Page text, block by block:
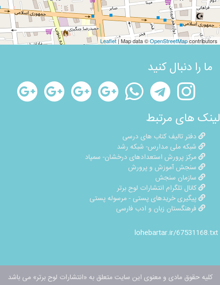
Leaflet| Map data ©OpenStreetMapcontributors
ما را دنبال کنید
لینک های مرتبط
دفتر تالیف کتاب های درسی
شبکه ملی مدارس- شبکه رشد
مرکز پرورش استعدادهای درخشان- سمپاد
سنجش آموزش و پرورش
سازمان سنجش
کانال تلگرام انتشارات لوح برتر
پیگیری خریدهای پستی - مرسوله پستی
فرهنگستان زبان و ادب فارسی
lohebartar.ir/67531168.txt
کلیه حقوق مادی و معنوی این سایت متعلق به «انتشارات لوح برتر» می باشد